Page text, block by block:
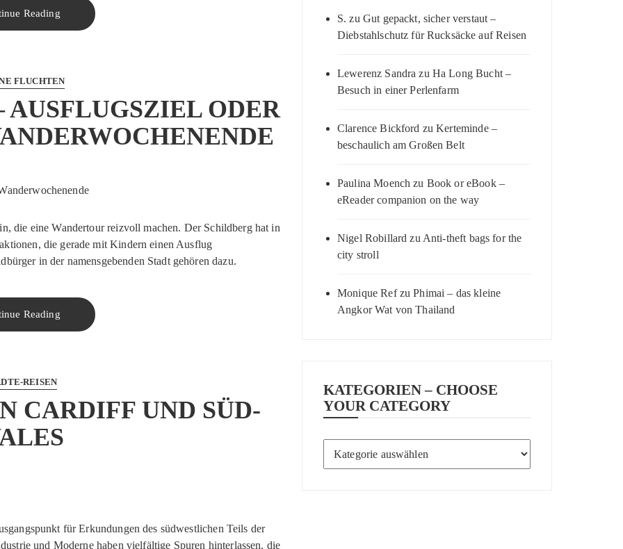
Reading
FLUCHTEN
AUSFLUGSZIEL ODER
die eine Wandertour reizvoll machen. Der Schildberg hat in
die gerade mit Kindern einen Ausflug
in der namensgebenden Stadt gehören dazu.
Reading
REISEN
CARDIFF UND SÜD-
für Erkundungen des südwestlichen Teils der
und Moderne haben vielfältige Spuren hinterlassen, die
S. zu Gut gepackt, sicher verstaut –
Diebstahlschutz für Rucksäcke auf Reisen
Lewerenz Sandra zu Ha Long Bucht –
Besuch in einer Perlenfarm
Clarence Bickford zuKerteminde –
beschaulich am Großen Belt
Paulina Moench zu Book or eBook –
eReader companion on the way
Nigel Robillard zu Anti-theft bags for the
city stroll
Monique RefzuPhimai – das kleine
Angkor Wat von Thailand
KATEGORIEN – CHOOSE
YOUR CATEGORY